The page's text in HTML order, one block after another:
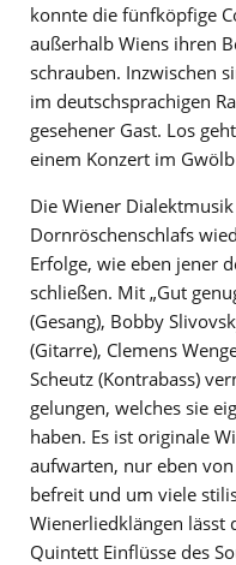
konnte die fünfköpfige
außerhalb Wiens ihren
schrauben. Inzwischen
im deutschsprachigen
gesehener Gast. Los
einem Konzert im
Die Wiener
Dornröschenschlafs
Erfolge, wie eben jener
schließen. Mit „Gut
(Gesang), Bobby
(Gitarre), Clemens
Scheutz (Kontrabass)
gelungen, welches sie
haben. Es ist originale
aufwarten, nur eben
befreit und um viele
Wienerliedklängen lässt
Quintett Einflüsse des